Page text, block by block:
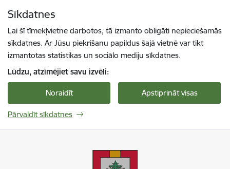
Sīkdatnes
Lai šī tīmekļvietne darbotos, tā izmanto obligāti nepieciešamās
sīkdatnes. Ar Jūsu piekrišanu papildus šajā vietnē var tikt
izmantotas statistikas un sociālo mediju sīkdatnes.
Lūdzu, atzīmējiet savu izvēli:
Noraidīt Apstiprināt visas
Pārvaldīt sīkdatnes